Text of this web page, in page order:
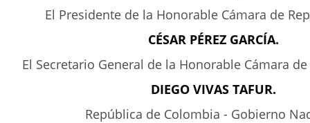
El Presidente de la Honorable Cámara de
CÉSAR PÉREZ GARCÍA.
El Secretario General de la Honorable Cámara
DIEGO VIVAS TAFUR.
República de Colombia - Gobierno